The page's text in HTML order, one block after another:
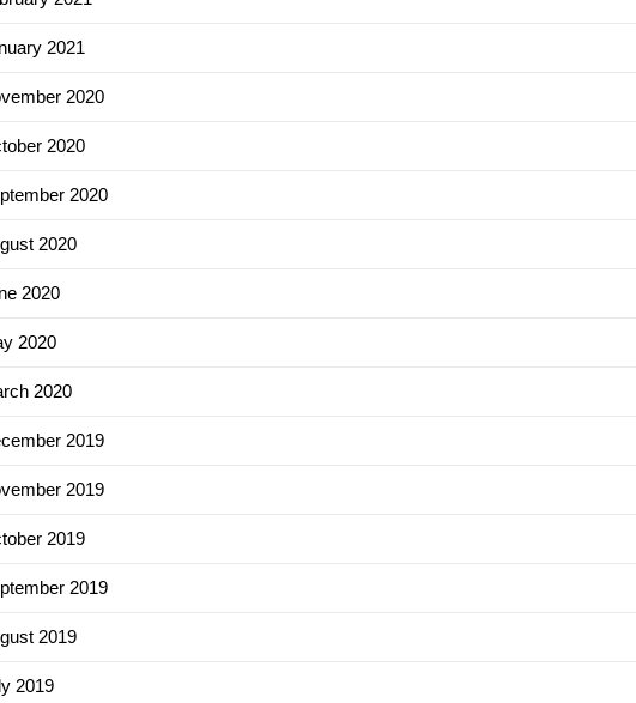
2021
2020
2020
2020
2020
2020
2020
2020
2019
2019
2019
2019
2019
2019